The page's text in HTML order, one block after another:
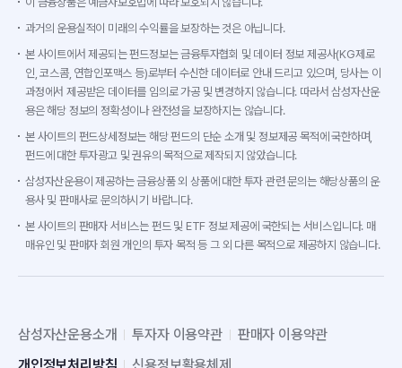
과거의 운용실적이 미래의 수익률을 보장하는 것은 아닙니다.
본 사이트에서 제공되는 펀드정보는 금융투자협회 및 데이터 정보 제공사(KG제로
인, 코스콤, 연합인포맥스 등)로부터 수신한 데이터로 안내 드리고 있으며, 당사는 이
과정에서 제공받은 데이터를 임의로 가공 및 변경하지 않습니다. 따라서 삼성자산운
용은 해당 정보의 정확성이나 완전성을 보장하지는 않습니다.
본 사이트의 펀드상세정보는 해당 펀드의 단순 소개 및 정보제공 목적에 국한하며,
펀드에 대한 투자광고 및 권유의 목적으로 제작되지 않았습니다.
삼성자산운용이 제공하는 금융상품 외 상품에 대한 투자 관련 문의는 해당상품의 운
용사 및 판매사로 문의하시기 바랍니다.
본 사이트의 판매자 서비스는 펀드 및 ETF 정보 제공에 국한되는 서비스입니다. 매
매유인 및 판매자 회원 개인의 투자 목적 등 그 외 다른 목적으로 제공하지 않습니다.
삼성자산운용소개 투자자 이용약관
판매자 이용약관